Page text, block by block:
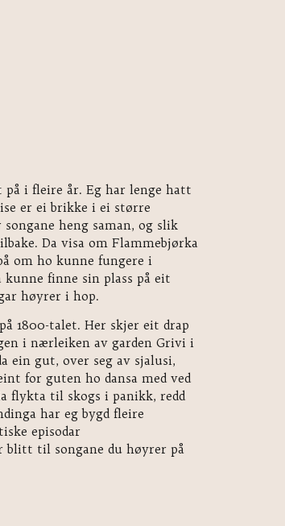
i fleire år. Eg har lenge hatt
er ei brikke i ei større
heng saman, og slik
Da visa om Flammebjørka
om ho kunne fungere i
finne sin plass på eit
høyrer i hop.
1800-talet. Her skjer eit drap
i nærleiken av garden Grivi i
ein gut, over seg av sjalusi,
for guten ho dansa med ved
flykta til skogs i panikk, redd
har eg bygd fleire
episodar
blitt til songane du høyrer på